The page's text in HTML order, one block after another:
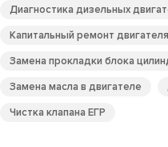
Диагностика дизельных
Капитальный ремонт двигателя
Замена прокладки блока
Замена масла в двигателе
Чистка клапана ЕГР